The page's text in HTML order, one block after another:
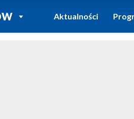
DO
REGIONY
Aktualności